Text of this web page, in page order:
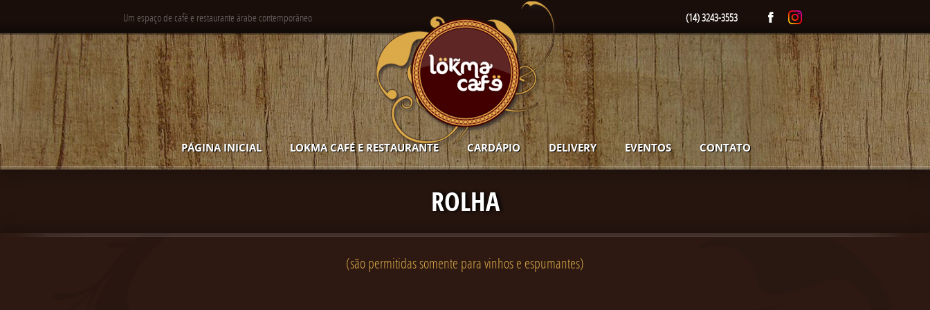
Um espaço de café e restaurante árabe contemporâneo (14) 3243-3553
PÁGINA INICIAL LOKMA CAFÉ E RESTAURANTE CARDÁPIO DELIVERY EVENTOS CONTATO
ROLHA
(são permitidas somente para vinhos e espumantes)